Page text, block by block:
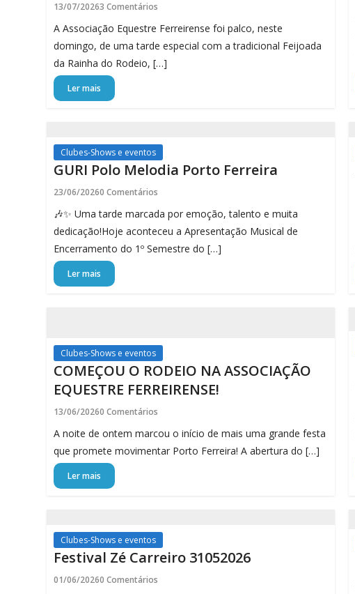
13/07/20263 Comentários
A Associação Equestre Ferreirense foi palco, neste
domingo, de uma tarde especial com a tradicional Feijoada
da Rainha do Rodeio, […]
Ler mais
Clubes-Shows e eventos
GURI Polo Melodia Porto Ferreira
23/06/20260 Comentários
🎶✨ Uma tarde marcada por emoção, talento e muita
dedicação!Hoje aconteceu a Apresentação Musical de
Encerramento do 1º Semestre do […]
Ler mais
Clubes-Shows e eventos
COMEÇOU O RODEIO NA ASSOCIAÇÃO
EQUESTRE FERREIRENSE!
13/06/20260 Comentários
A noite de ontem marcou o início de mais uma grande festa
que promete movimentar Porto Ferreira! A abertura do […]
Ler mais
Clubes-Shows e eventos
Festival Zé Carreiro 31052026
01/06/20260 Comentários